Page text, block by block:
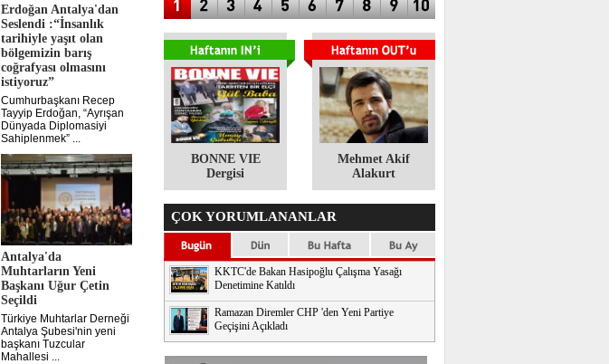
Erdoğan Antalya'dan
Seslendi :“İnsanlık
tarihiyle yaşıt olan
bölgemizin barış
coğrafyası olmasını
istiyoruz”
Cumhurbaşkanı Recep
Tayyip Erdoğan, “Ayrışan
Dünyada Diplomasiyi
Sahiplenmek” ...
Antalya'da
Muhtarların Yeni
Başkanı Uğur Çetin
Seçildi
Türkiye Muhtarlar Derneği
Antalya Şubesi'nin yeni
başkanı Tuzcular
Mahallesi ...
BONNE VIE
Dergisi
​Mehmet Akif
Alakurt
ÇOK YORUMLANANLAR
KKTC'de Bakan Hasipoğlu Çalışma Yasağı
Denetimine Katıldı
Ramazan Diremler CHP 'den Yeni Partiye
Geçişini Açıkladı